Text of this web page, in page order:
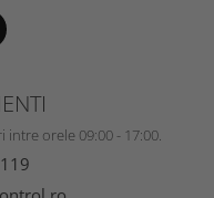
orele 09:00 - 17:00.